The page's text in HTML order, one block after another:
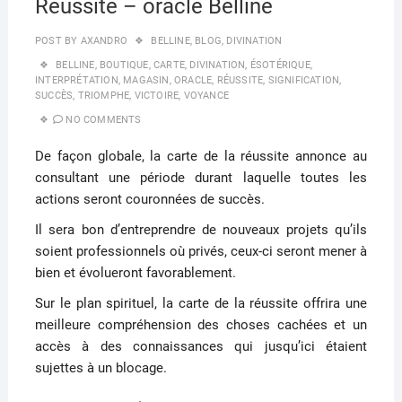
Réussite – oracle Belline
POST BY AXANDRO BELLINE, BLOG, DIVINATION
BELLINE, BOUTIQUE, CARTE, DIVINATION, ÉSOTÉRIQUE,
INTERPRÉTATION, MAGASIN , ORACLE, RÉUSSITE, SIGNIFICATION,
SUCCÈS, TRIOMPHE, VICTOIRE, VOYANCE
NO COMMENTS
De façon globale, la carte de la réussite annonce au
consultant une période durant laquelle toutes les
actions seront couronnées de succès.
Il sera bon d’entreprendre de nouveaux projets qu’ils
soient professionnels où privés, ceux-ci seront mener à
bien et évolueront favorablement.
Sur le plan spirituel, la carte de la réussite offrira une
meilleure compréhension des choses cachées et un
accès à des connaissances qui jusqu’ici étaient
sujettes à un blocage.